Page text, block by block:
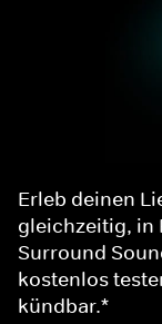
Erleb deinen
gleichzeitig, in
Surround
kostenlos
kündbar.*